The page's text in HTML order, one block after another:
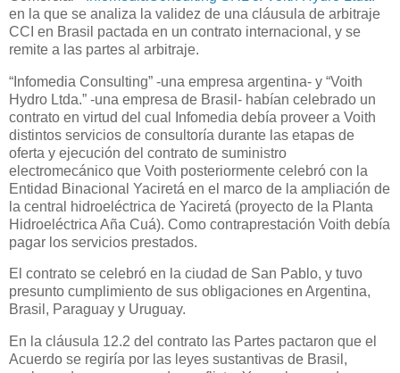
en la que se analiza la validez de una cláusula de arbitraje
CCI en Brasil pactada en un contrato internacional, y se
remite a las partes al arbitraje.
“Infomedia Consulting” -una empresa argentina- y “Voith
Hydro Ltda.” -una empresa de Brasil- habían celebrado un
contrato en virtud del cual Infomedia debía proveer a Voith
distintos servicios de consultoría durante las etapas de
oferta y ejecución del contrato de suministro
electromecánico que Voith posteriormente celebró con la
Entidad Binacional Yaciretá en el marco de la ampliación de
la central hidroeléctrica de Yaciretá (proyecto de la Planta
Hidroeléctrica Aña Cuá). Como contraprestación Voith debía
pagar los servicios prestados.
El contrato se celebró en la ciudad de San Pablo, y tuvo
presunto cumplimiento de sus obligaciones en Argentina,
Brasil, Paraguay y Uruguay.
En la cláusula 12.2 del contrato las Partes pactaron que el
Acuerdo se regiría por las leyes sustantivas de Brasil,